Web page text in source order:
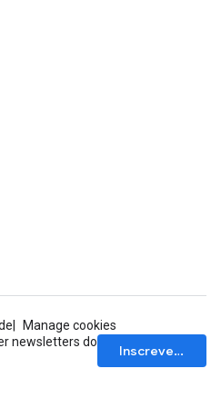
Manage cookies
newsletters do
Inscrever-se